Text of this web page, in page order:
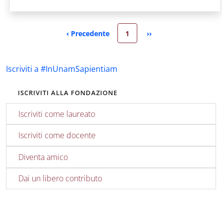
Pagina precedente
‹ Precedente Pagina attuale
1 Pagina successiva
››
Iscriviti a #InUnamSapientiam
ISCRIVITI ALLA FONDAZIONE
Iscriviti come laureato
Iscriviti come docente
Diventa amico
Dai un libero contributo